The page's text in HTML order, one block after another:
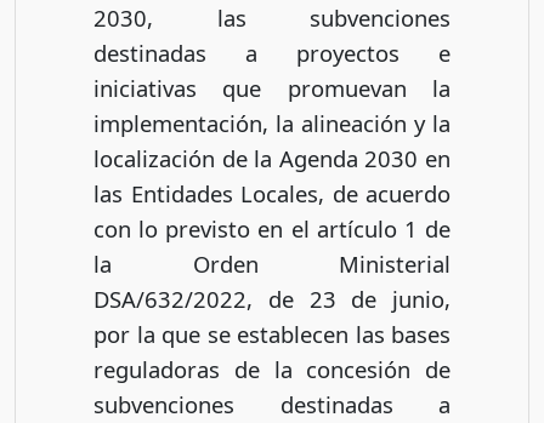
2030, las subvenciones
destinadas a proyectos e
iniciativas que promuevan la
implementación, la alineación y la
localización de la Agenda 2030 en
las Entidades Locales, de acuerdo
con lo previsto en el artículo 1 de
la Orden Ministerial
DSA/632/2022, de 23 de junio,
por la que se establecen las bases
reguladoras de la concesión de
subvenciones destinadas a